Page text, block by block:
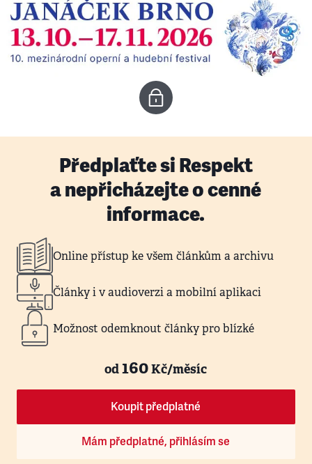
Předplaťte si Respekt
a nepřicházejte o cenné
informace.
Online přístup ke všem článkům a archivu
Články i v audioverzi a mobilní aplikaci
Možnost odemknout články pro blízké
od160Kč/měsíc
Koupit předplatné
Mám předplatné, přihlásím se